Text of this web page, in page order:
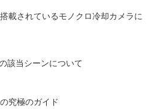
載されているモノクロ冷却カメラに
該当シーンについて
究極のガイド